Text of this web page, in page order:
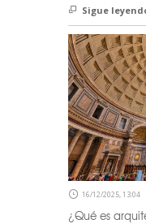
Sigue
16/12/2025, 13:04
¿Qué es